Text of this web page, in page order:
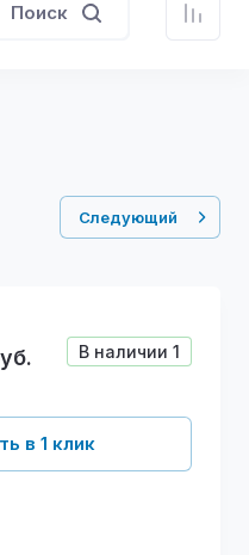
Поиск
Следующий
В наличии 1
в 1 клик